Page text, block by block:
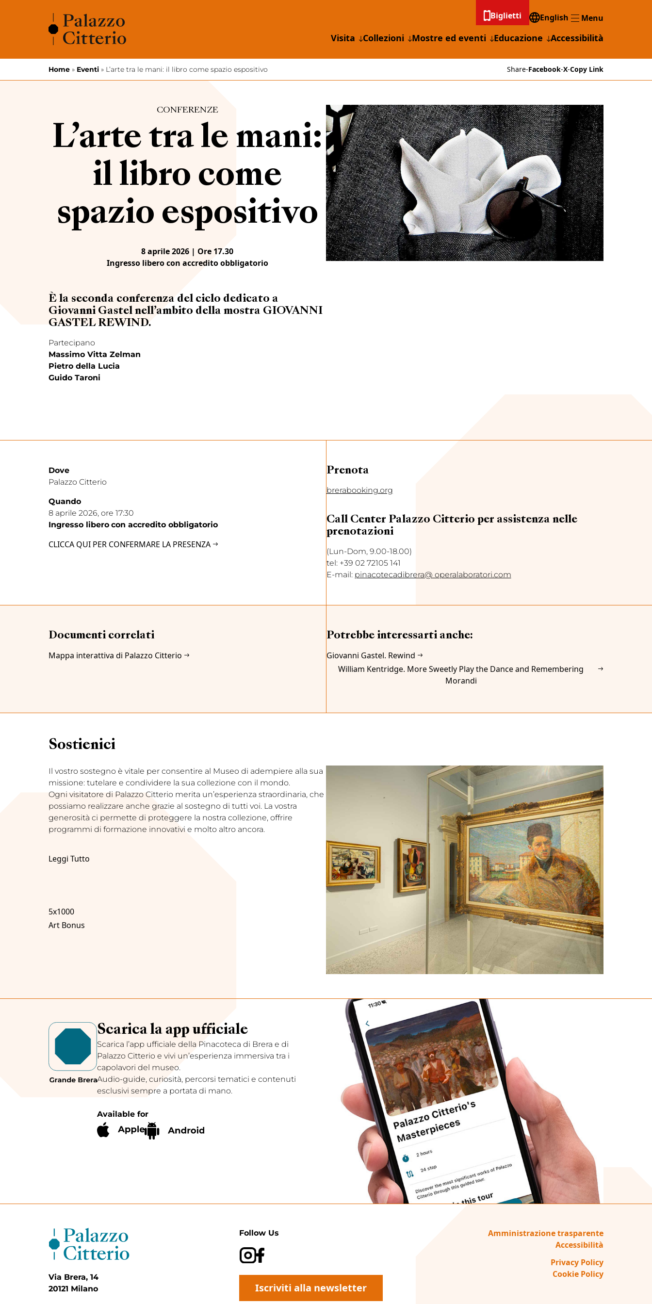
Biglietti
English
MenuMenu
Visita Collezioni Mostre ed eventi Educazione Accessibilità
Home » Eventi » L’arte tra le mani: il libro come spazio espositivo Share-Facebook-X-Copy Link
CONFERENZE
L’arte tra le mani:
il libro come
spazio espositivo
8 aprile 2026 | Ore 17.30
Ingresso libero con accredito obbligatorio
È la seconda conferenza del ciclo dedicato a
Giovanni Gastel nell’ambito della mostra GIOVANNI
GASTEL REWIND.
Partecipano
Massimo Vitta Zelman
Pietro della Lucia
Guido Taroni
Dove
Palazzo Citterio
Quando
8 aprile 2026, ore 17:30
Ingresso libero con accredito obbligatorio
CLICCA QUI PER CONFERMARE LA PRESENZA
Prenota
brerabooking.org
Call Center Palazzo Citterio per assistenza nelle
prenotazioni
(Lun-Dom, 9.00-18.00)
tel: +39 02 72105 141
E-mail: pinacotecadibrera@ operalaboratori.com
Documenti correlati
Mappa interattiva di Palazzo Citterio
Potrebbe interessarti anche:
Giovanni Gastel. Rewind
William Kentridge. More Sweetly Play the Dance and Remembering
Morandi
Sostienici
Il vostro sostegno è vitale per consentire al Museo di adempiere alla sua
missione: tutelare e condividere la sua collezione con il mondo.
Ogni visitatore di Palazzo Citterio merita un’esperienza straordinaria, che
possiamo realizzare anche grazie al sostegno di tutti voi. La vostra
generosità ci permette di proteggere la nostra collezione, offrire
programmi di formazione innovativi e molto altro ancora.
Leggi Tutto
5x1000
Art Bonus
Scarica la app ufficiale
Scarica l’app ufficiale della Pinacoteca di Brera e di
Palazzo Citterio e vivi un’esperienza immersiva tra i
capolavori del museo.
Audio-guide, curiosità, percorsi tematici e contenuti
esclusivi sempre a portata di mano.
Available for
Via Brera, 14
20121 Milano
Follow Us
Iscriviti alla newsletter
Amministrazione trasparente
Accessibilità
Privacy Policy
Cookie Policy